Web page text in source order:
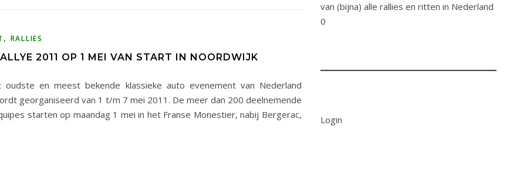
, RALLIES
2011 OP 1 MEI VAN START IN NOORDWIJK
oudste en meest bekende klassieke auto evenement van Nederland
georganiseerd van 1 t/m 7 mei 2011. De meer dan 200 deelnemende
starten op maandag 1 mei in het Franse Monestier, nabij Bergerac,
van (bijna) alle rallies en ritten in Nederland
0
Login